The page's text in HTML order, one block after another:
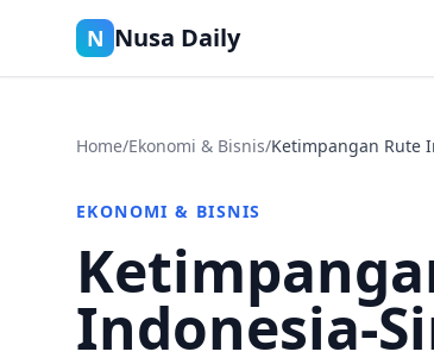
N Nusa Daily
Home/Ekonomi & Bisnis/Ketimpangan Rute
EKONOMI & BISNIS